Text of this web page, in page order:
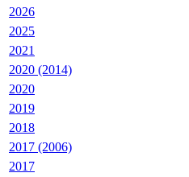
2026
2025
2021
2020 (2014)
2020
2019
2018
2017 (2006)
2017